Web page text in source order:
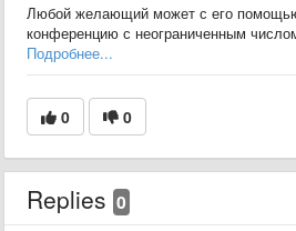
Любой желающий может с его
конференцию с неограниченным
Подробнее...
0 0
Replies 0